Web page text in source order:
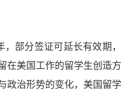
部分签证可延长有效期，
在美国工作的留学生创造方
政治形势的变化，美国留学